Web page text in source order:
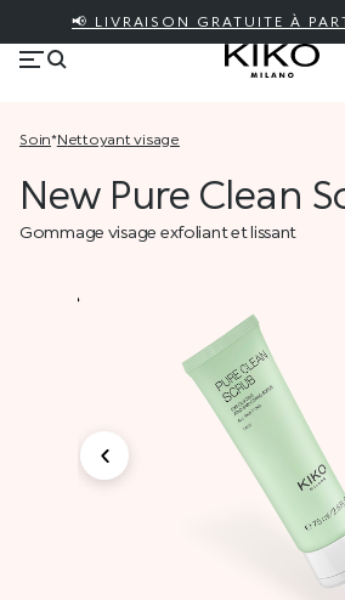
📢 LIVRAISON GRATUITE À
soin* nettoyant visage
New Pure Clean
Gommage visage exfoliant et lissant